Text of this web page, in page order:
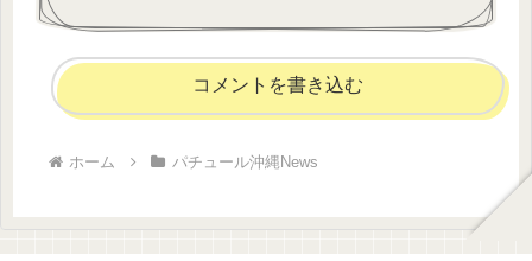
コメントを書き込む
ホーム パチュール沖縄News